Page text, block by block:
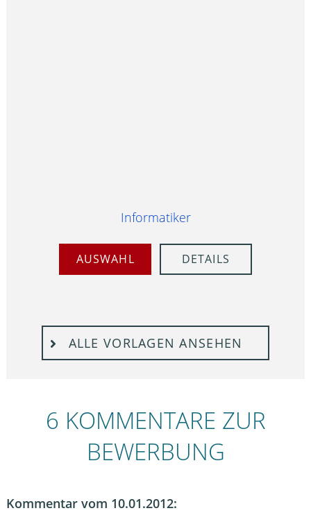
Informatiker
AUSWAHL DETAILS
ALLE VORLAGEN ANSEHEN
6 KOMMENTARE ZUR
BEWERBUNG
Kommentar vom 10.01.2012: